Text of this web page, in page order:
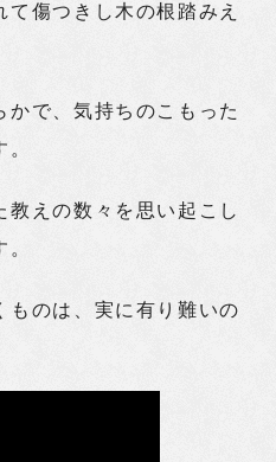
傷つきし木の根踏みえ
かで、気持ちのこもった
えの数々を思い起こし
ものは、実に有り難いの